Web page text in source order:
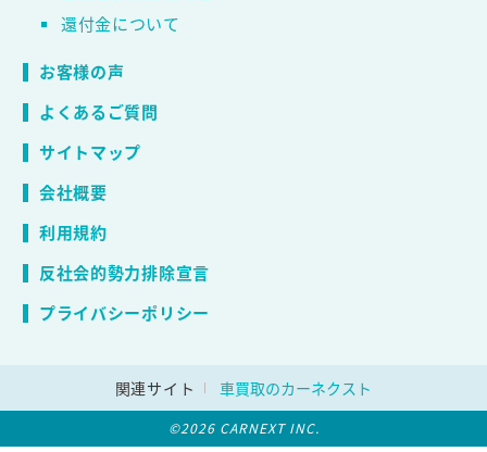
還付金について
お客様の声
よくあるご質問
サイトマップ
会社概要
利用規約
反社会的勢力排除宣言
プライバシーポリシー
関連サイト 車買取のカーネクスト
©2026 CARNEXT INC.